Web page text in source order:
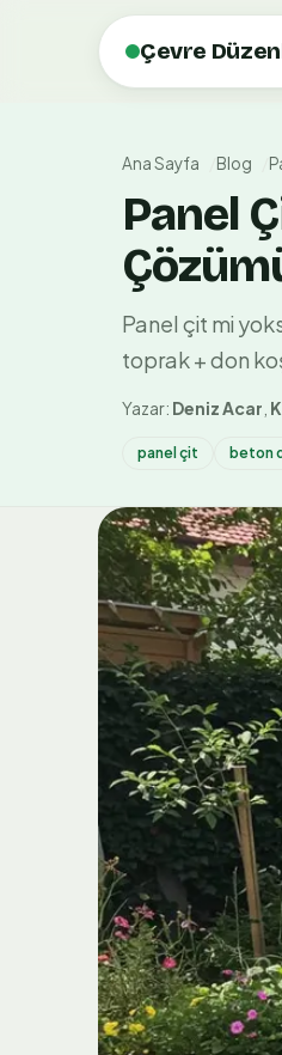
Çevre
Ana Sayfa Blog
Panel
Panel çit mi
toprak + don
Yazar: Deniz Acar
panel çit beton